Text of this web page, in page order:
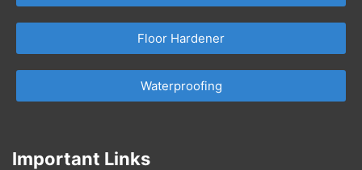
Floor Hardener
Waterproofing
Important Links